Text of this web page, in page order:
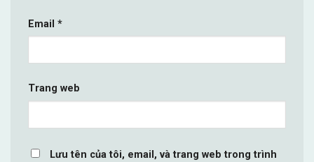
Email *
Trang web
Lưu tên của tôi, email, và trang web trong trình